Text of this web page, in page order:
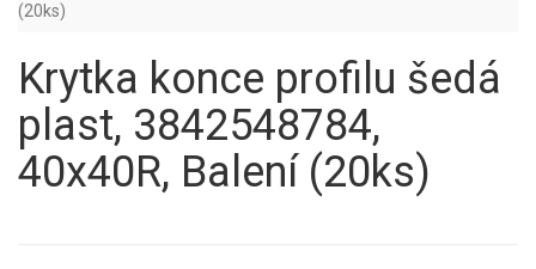
(20ks)
Krytka konce profilu šedá
plast, 3842548784,
40x40R, Balení (20ks)